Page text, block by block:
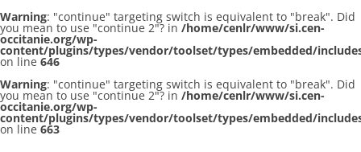
Warning: "continue" targeting switch is equivalent to "break". Did
you mean to use "continue 2"? in /home/cenlr/www/si.cen-
occitanie.org/wp-
content/plugins/types/vendor/toolset/types/embedded/
on line 646
Warning: "continue" targeting switch is equivalent to "break". Did
you mean to use "continue 2"? in /home/cenlr/www/si.cen-
occitanie.org/wp-
content/plugins/types/vendor/toolset/types/embedded/
on line 663